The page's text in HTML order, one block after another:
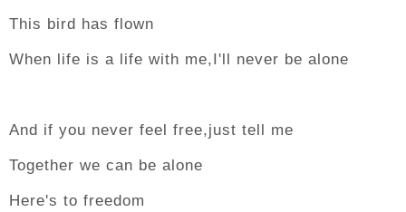
This bird has flown
When life is a life with me,I'll never be alone
And if you never feel free,just tell me
Together we can be alone
Here's to freedom